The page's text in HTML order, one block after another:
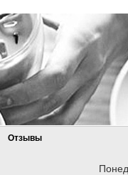
Отзывы